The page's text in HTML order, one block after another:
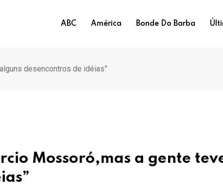
ABC América Bonde Do Barba
desencontros de idéias”
Mossoró,mas a gente